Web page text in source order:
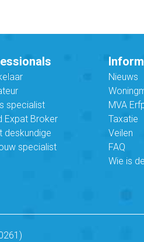
specialist
Expat Broker
deskundige
specialist
Nieuws
MVA
Taxatie
Veilen
FAQ
Wie is